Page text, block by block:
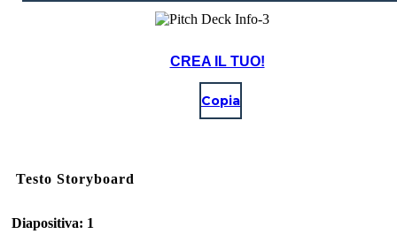
CREA IL TUO!
Copia
Testo Storyboard
Diapositiva: 1